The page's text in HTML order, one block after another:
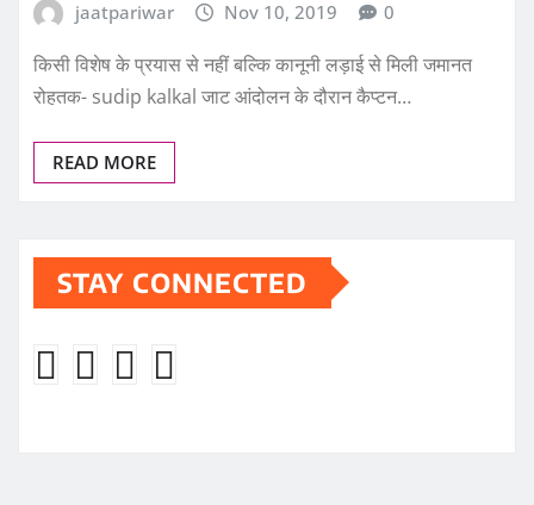
jaatpariwar Nov 10, 2019 0
किसी विशेष के प्रयास से नहीं बल्कि कानूनी लड़ाई से मिली जमानत
रोहतक- sudip kalkal जाट आंदोलन के दौरान कैप्टन…
READ MORE
STAY CONNECTED